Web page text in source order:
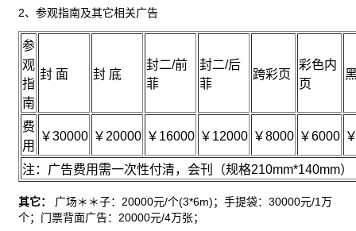
2、参观指南及其它相关广告
参
观
指
南
封 面 封 底
封二/前
菲
封二/后
菲
跨彩页
彩色内
页
费
用
￥30000 ￥20000 ￥16000 ￥12000 ￥8000 ￥6000
注：广告费用需一次性付清，会刊（规格210mm*140mm）
其它：
广场＊＊子：20000元/个(3*6m)；手提袋：30000元/1万
个；门票背面广告：20000元/4万张；